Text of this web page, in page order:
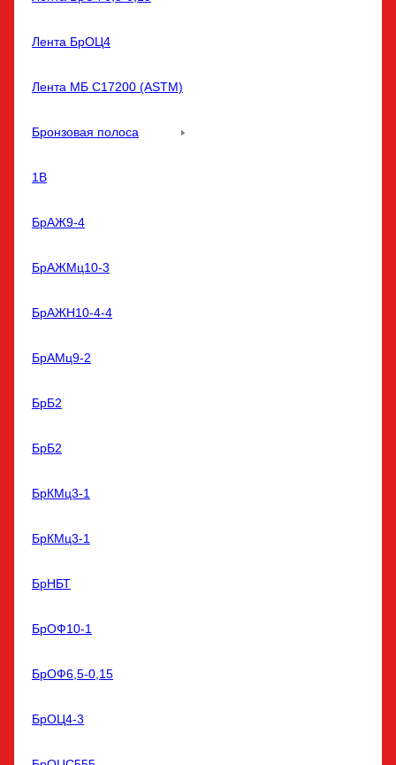
Лента БрОЦ4
Лента МБ С17200 (ASTM)
Бронзовая полоса
1В
БрАЖ9-4
БрАЖМц10-3
БрАЖН10-4-4
БрАМц9-2
БрБ2
БрБ2
БрКМц3-1
БрКМц3-1
БрНБТ
БрОФ10-1
БрОФ6,5-0,15
БрОЦ4-3